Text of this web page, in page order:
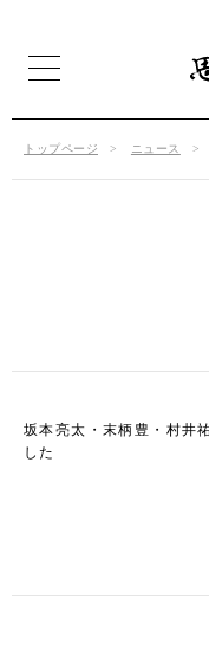
トップページ ニュース
坂本亮太・末柄豊・村井
した